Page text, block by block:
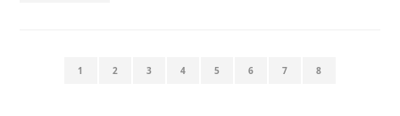
1 2 3 4 5 6 7 8